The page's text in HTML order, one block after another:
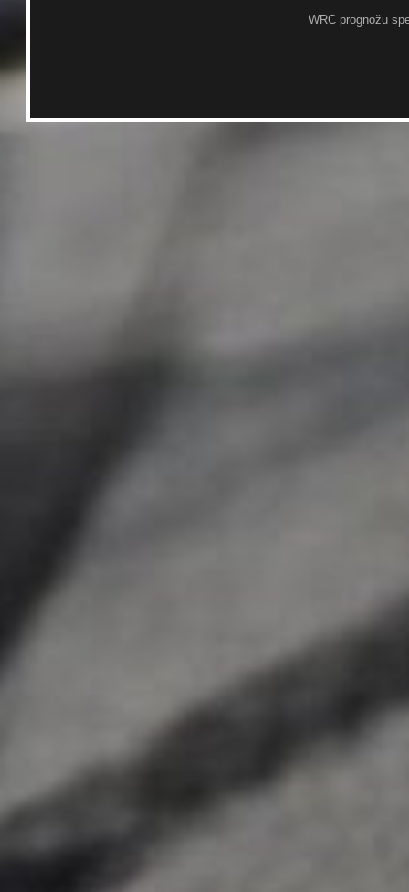
WRC prognožu